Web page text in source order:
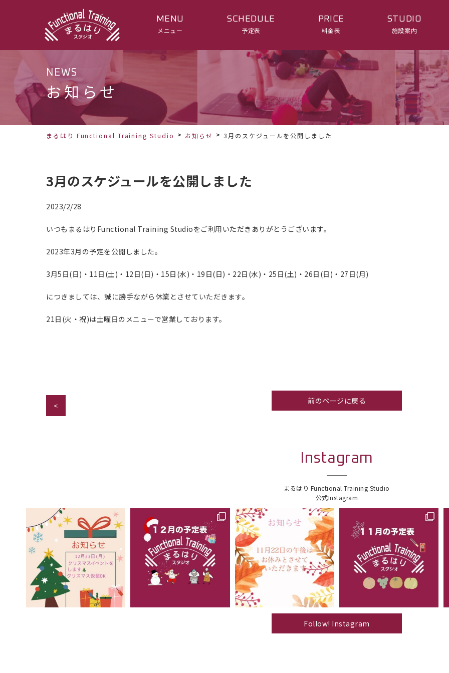
MENU
メニュー
SCHEDULE
予定表
PRICE
料金表
STUDIO
施設案内
NEWS
お知らせ
まるはり Functional Training Studio お知らせ 3月のスケジュールを公開しました
3月のスケジュールを公開しました
2023/2/28
いつもまるはりFunctional Training Studioをご利用いただきありがとうございます。
2023年3月の予定を公開しました。
3月5日(日)・11日(土)・12日(日)・15日(水)・19日(日)・22日(水)・25日(土)・26日(日)・27日(月)
につきましては、誠に勝手ながら休業とさせていただきます。
21日(火・祝)は土曜日のメニューで営業しております。
< 前のページに戻る
Instagram
まるはり Functional Training Studio
公式Instagram
Follow! Instagram